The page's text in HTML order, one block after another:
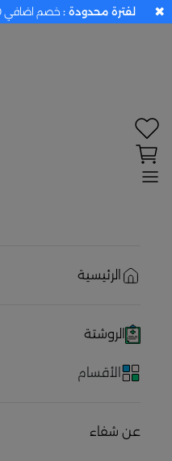
الرئيسية
الروشتة
الأقسام
عن شفاء
لفترة محدودة : خصم اضافي 10% علي اول اوردر ليك بكوبون ✖